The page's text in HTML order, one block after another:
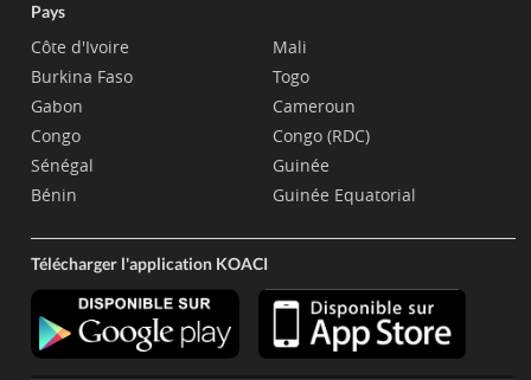
Pays
Côte d'Ivoire
Burkina Faso
Gabon
Congo
Sénégal
Bénin
Mali
Togo
Cameroun
Congo (RDC)
Guinée
Guinée Equatorial
Télécharger l'application KOACI